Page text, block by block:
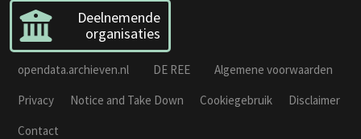
Deelnemende
organisaties
opendata.archieven.nl DE REE
Algemene voorwaarden
Privacy
Notice and Take Down Cookiegebruik
Disclaimer
Contact